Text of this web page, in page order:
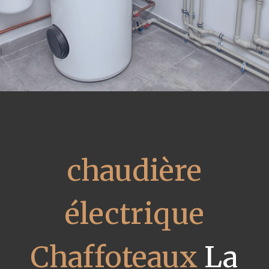
chaudière
électrique
Chaffoteaux La